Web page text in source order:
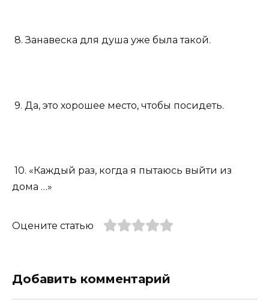
8. Занавеска для душа уже была такой.
9. Да, это хорошее место, чтобы посидеть.
10. «Каждый раз, когда я пытаюсь выйти из
дома …»
Оцените статью
Добавить комментарий